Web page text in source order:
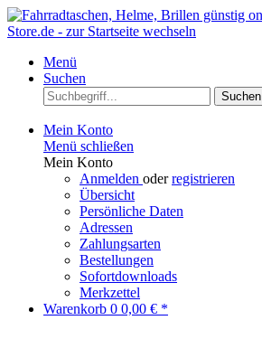
Menü
Suchen
Suchen
Mein Konto
Menü schließen
Mein Konto
Anmelden oderregistrieren
Übersicht
Persönliche Daten
Adressen
Zahlungsarten
Bestellungen
Sofortdownloads
Merkzettel
Warenkorb 0 0,00 € *